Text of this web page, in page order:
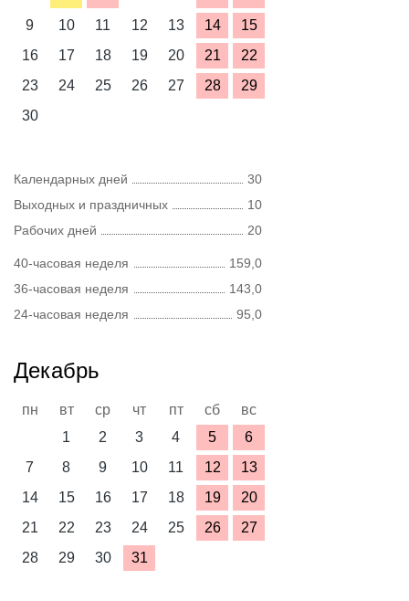
9
10 11 12 13 14
15
16
17 18 19 20 21
22
23
24 25 26 27 28
29
30
Календарных дней
30
Выходных и праздничных
10
Рабочих дней
20
40-часовая неделя
159,0
36-часовая неделя
143,0
24-часовая неделя
95,0
Декабрь
пн вт ср чт пт сб
вс
1
2 3 4 5
6
7
8 9 10 11 12
13
14
15 16 17 18 19
20
21
22 23 24 25 26
27
28
29 30 31